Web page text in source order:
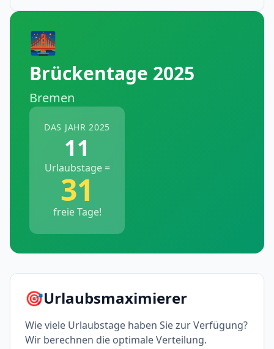
🌉
Brückentage 2025
Bremen
DAS JAHR 2025
11
Urlaubstage =
31
freie Tage!
🎯Urlaubsmaximierer
Wie viele Urlaubstage haben Sie zur Verfügung?
Wir berechnen die optimale Verteilung.